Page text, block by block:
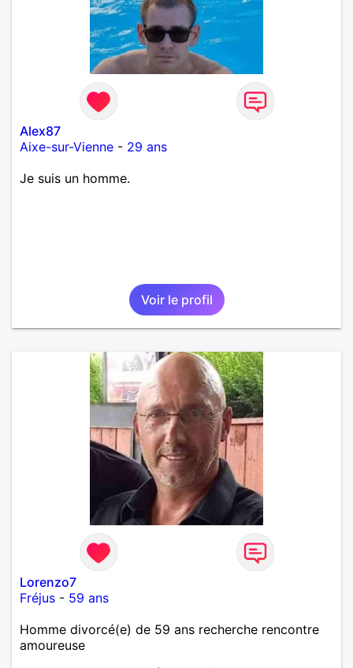
Alex87
Aixe-sur-Vienne - 29 ans
Je suis un homme.
Voir le profil
Lorenzo7
Fréjus - 59 ans
Homme divorcé(e) de 59 ans recherche rencontre
amoureuse